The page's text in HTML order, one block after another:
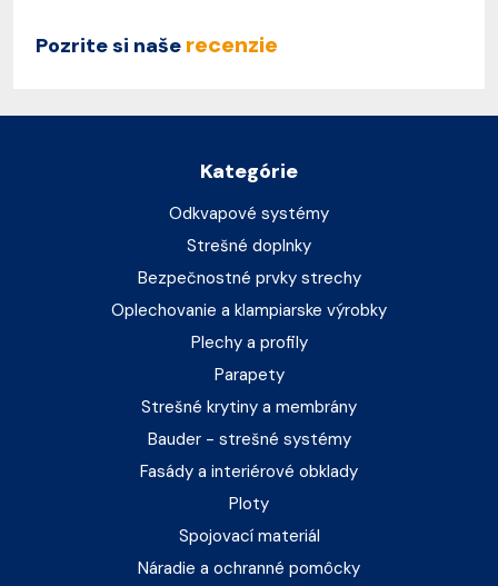
Pozrite si naše recenzie
Kategórie
Odkvapové systémy
Strešné doplnky
Bezpečnostné prvky strechy
Oplechovanie a klampiarske výrobky
Plechy a profily
Parapety
Strešné krytiny a membrány
Bauder - strešné systémy
Fasády a interiérové obklady
Ploty
Spojovací materiál
Náradie a ochranné pomôcky